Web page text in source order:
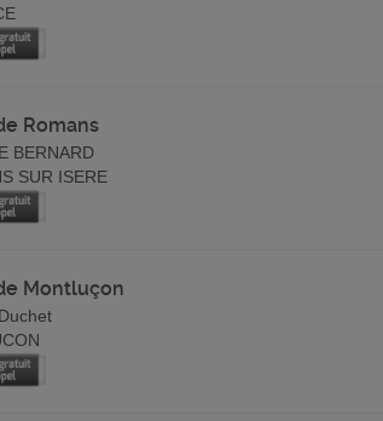
Romans
BERNARD
SUR ISERE
Montluçon